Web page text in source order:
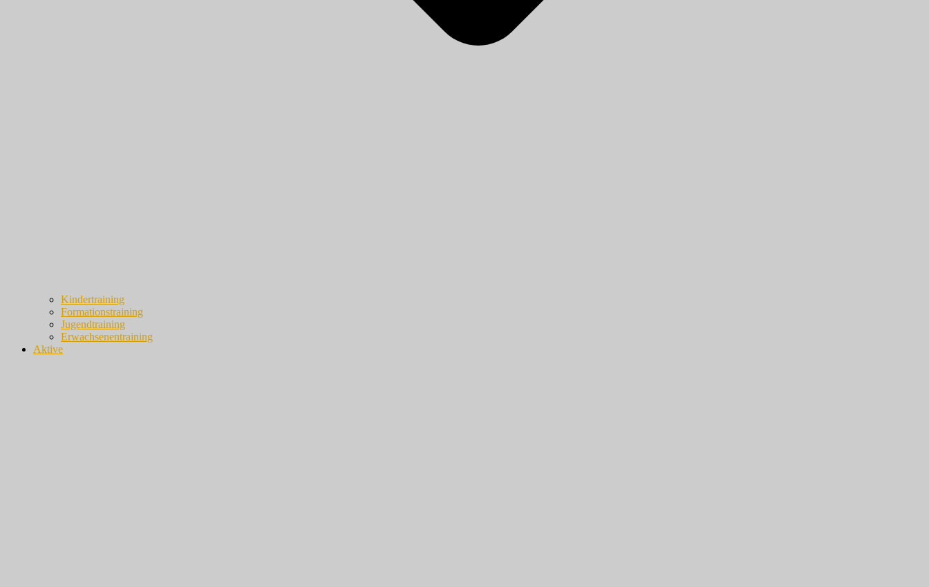
Kindertraining
Formationstraining
Jugendtraining
Erwachsenentraining
Aktive